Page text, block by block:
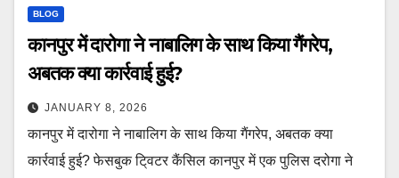
BLOG
कानपुर में दारोगा ने नाबालिग के साथ किया गैंगरेप,
अबतक क्या कार्रवाई हुई?
JANUARY 8, 2026
कानपुर में दारोगा ने नाबालिग के साथ किया गैंगरेप, अबतक क्या
कार्रवाई हुई? फेसबुक टि्वटर कैंसिल कानपुर में एक पुलिस दरोगा ने